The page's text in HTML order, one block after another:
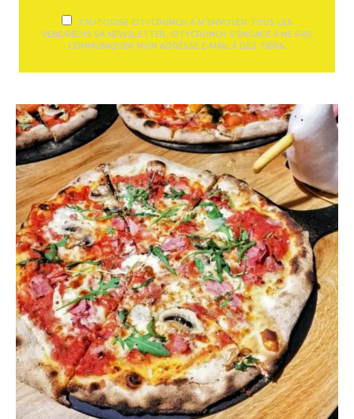
J'AUTORISE CITYCRUNCH À M'ENVOYER TOUS LES
VENDREDIS SA NEWSLETTER. CITYCRUNCH S'ENGAGE À NE PAS
COMMUNIQUER MON ADRESSE E-MAIL À DES TIERS.